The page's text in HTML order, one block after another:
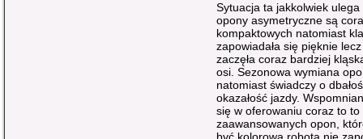
Sytuacja ta jakkolwiek
opony asymetryczne są
kompaktowych natomiast
zapowiadała się pięknie
zaczęła coraz bardziej
osi. Sezonowa wymiana
natomiast świadczy o
okazałość jazdy.
się w oferowaniu coraz to
zaawansowanych opon,